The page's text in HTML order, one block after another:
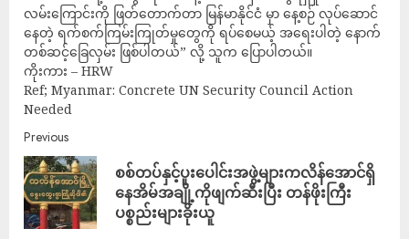
လမ်းကြောင်းကို ဖြတ်တောက်တာ မြန်မာနိုင်ငံ မှာ နေ့စဉ် လုပ်ဆောင်
နေတဲ့ ရက်စက်ကြမ်းကြုတ်မှုတွေကို ရပ်စေမယ့် အရေးပါတဲ့ နောက်
တစ်ဆင့်ခြေလှမ်း ဖြစ်ပါတယ်” လို့ သူက ပြောပါတယ်။
ကိုးကား – HRW
Ref; Myanmar: Concrete UN Security Council Action
Needed
Previous
စစ်တပ်နှင့်ပူးပေါင်းအဖွဲ့များကလိန်အောင်ရှိ
နေအိမ်အချို့ကိုဖျက်ဆီးပြီး တန်ဖိုးကြီး
ပစ္စည်းများခိုးယူ